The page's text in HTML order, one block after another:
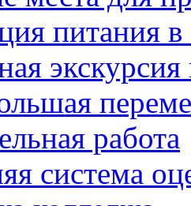
питания в
работа
система